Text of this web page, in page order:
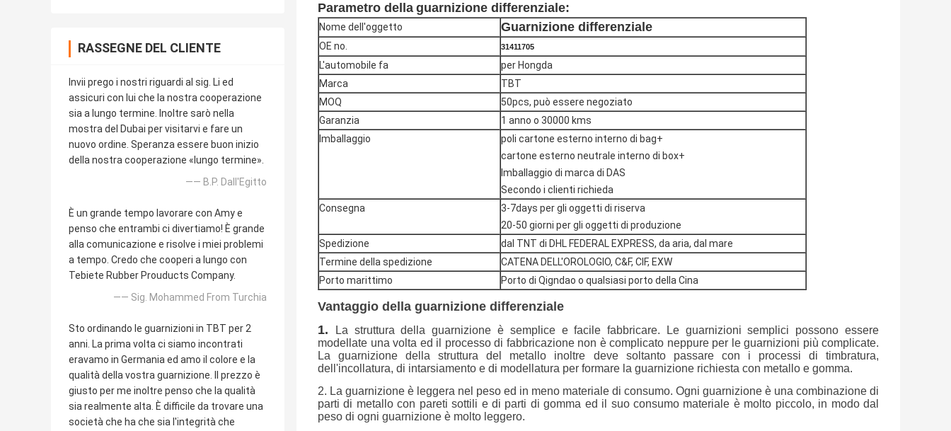
RASSEGNE DEL CLIENTE
Invii prego i nostri riguardi al sig. Li ed
assicuri con lui che la nostra cooperazione
sia a lungo termine. Inoltre sarò nella
mostra del Dubai per visitarvi e fare un
nuovo ordine. Speranza essere buon inizio
della nostra cooperazione «lungo termine».
—— B.P. Dall'Egitto
È un grande tempo lavorare con Amy e
penso che entrambi ci divertiamo! È grande
alla comunicazione e risolve i miei problemi
a tempo. Credo che cooperi a lungo con
Tebiete Rubber Prouducts Company.
—— Sig. Mohammed From Turchia
Sto ordinando le guarnizioni in TBT per 2
anni. La prima volta ci siamo incontrati
eravamo in Germania ed amo il colore e la
qualità della vostra guarnizione. Il prezzo è
giusto per me inoltre penso che la qualità
sia realmente alta. È difficile da trovare una
società che ha che sia l'integrità che
Parametro della guarnizione differenziale:
Nome dell'oggetto Guarnizione differenziale
OE no. 31411705
L'automobile fa
per Hongda
Marca
TBT
MOQ
50pcs, può essere negoziato
Garanzia
1 anno o 30000 kms
Imballaggio
poli cartone esterno interno di bag+
cartone esterno neutrale interno di box+
Imballaggio di marca di DAS
Secondo i clienti richieda
Consegna
3-7days per gli oggetti di riserva
20-50 giorni per gli oggetti di produzione
Spedizione
dal TNT di DHL FEDERAL EXPRESS, da aria, dal mare
Termine della spedizione
CATENA DELL'OROLOGIO, C&F, CIF, EXW
Porto marittimo
Porto di Qigndao o qualsiasi porto della Cina
Vantaggio della guarnizione differenziale
1.
La struttura della guarnizione è semplice e facile fabbricare. Le guarnizioni semplici possono essere
modellate una volta ed il processo di fabbricazione non è complicato neppure per le guarnizioni più complicate.
La guarnizione della struttura del metallo inoltre deve soltanto passare con i processi di timbratura,
dell'incollatura, di intarsiamento e di modellatura per formare la guarnizione richiesta con metallo e gomma.
2. La guarnizione è leggera nel peso ed in meno materiale di consumo. Ogni guarnizione è una combinazione di
parti di metallo con pareti sottili e di parti di gomma ed il suo consumo materiale è molto piccolo, in modo dal
peso di ogni guarnizione è molto leggero.